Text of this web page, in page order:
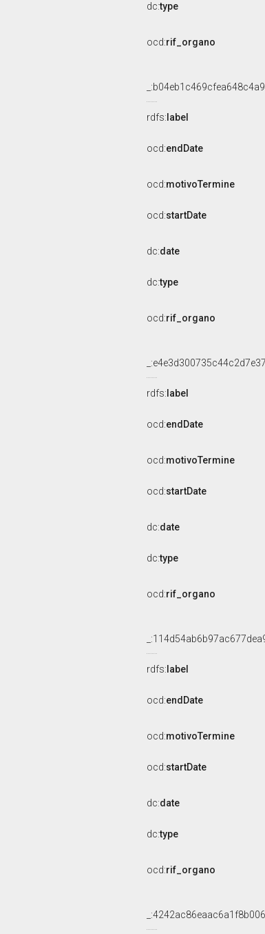
dc:type
ocd:rif_organo
rdfs: label
ocd:endDate
ocd:motivoTermine
ocd:startDate
dc:date
dc:type
ocd:rif_organo
rdfs: label
ocd:endDate
ocd:motivoTermine
ocd:startDate
dc:date
dc:type
ocd:rif_organo
rdfs: label
ocd:endDate
ocd:motivoTermine
ocd:startDate
dc:date
dc:type
ocd:rif_organo